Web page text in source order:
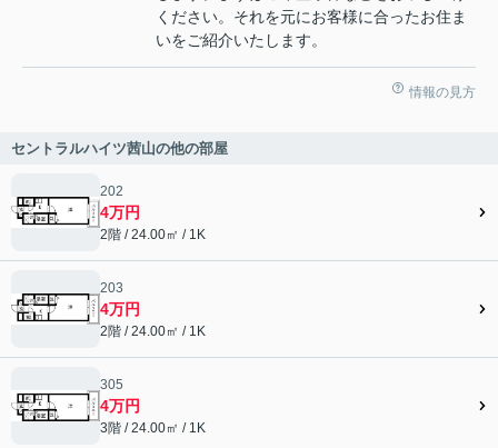
ください。それを元にお客様に合ったお住ま
いをご紹介いたします。
情報の見方
セントラルハイツ茜山の他の部屋
202
4万円
2階 / 24.00㎡ / 1K
203
4万円
2階 / 24.00㎡ / 1K
305
4万円
3階 / 24.00㎡ / 1K